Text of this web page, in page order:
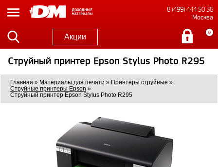
8 (499) 444 50 36
Москва
Акции 0
Струйный принтер Epson Stylus Photo R295
Главная » Материалы для печати » Принтеры струйные »
Струйные принтеры Epson »
Струйный принтер Epson Stylus Photo R295